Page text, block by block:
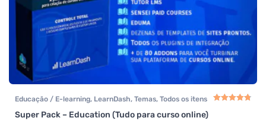
Educação / E-learning, LearnDash, Temas, Todos os itens
Super Pack – Education (Tudo para curso online)